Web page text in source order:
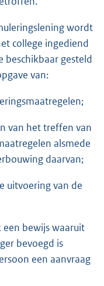
wordt
college ingediend
beschikbaar gesteld
van:
van het treffen van
alsmede
daarvan;
uitvoering van de
bewijs waaruit
bevoegd is
een aanvraag